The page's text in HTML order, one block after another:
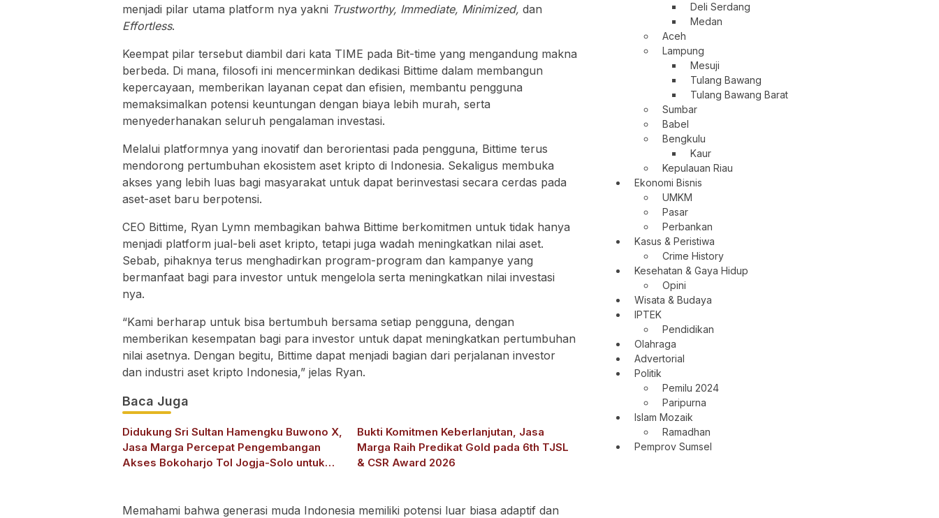
menjadi pilar utama platform nya yakni Trustworthy, Immediate, Minimized, dan
Effortless.
Keempat pilar tersebut diambil dari kata TIME pada Bit-time yang mengandung makna
berbeda. Di mana, filosofi ini mencerminkan dedikasi Bittime dalam membangun
kepercayaan, memberikan layanan cepat dan efisien, membantu pengguna
memaksimalkan potensi keuntungan dengan biaya lebih murah, serta
menyederhanakan seluruh pengalaman investasi.
Melalui platformnya yang inovatif dan berorientasi pada pengguna, Bittime terus
mendorong pertumbuhan ekosistem aset kripto di Indonesia. Sekaligus membuka
akses yang lebih luas bagi masyarakat untuk dapat berinvestasi secara cerdas pada
aset-aset baru berpotensi.
CEO Bittime, Ryan Lymn membagikan bahwa Bittime berkomitmen untuk tidak hanya
menjadi platform jual-beli aset kripto, tetapi juga wadah meningkatkan nilai aset.
Sebab, pihaknya terus menghadirkan program-program dan kampanye yang
bermanfaat bagi para investor untuk mengelola serta meningkatkan nilai investasi
nya.
“Kami berharap untuk bisa bertumbuh bersama setiap pengguna, dengan
memberikan kesempatan bagi para investor untuk dapat meningkatkan pertumbuhan
nilai asetnya. Dengan begitu, Bittime dapat menjadi bagian dari perjalanan investor
dan industri aset kripto Indonesia,” jelas Ryan.
Baca Juga
Didukung Sri Sultan Hamengku Buwono X,
Jasa Marga Percepat Pengembangan
Akses Bokoharjo Tol Jogja-Solo untuk
Bukti Komitmen Keberlanjutan, Jasa
Marga Raih Predikat Gold pada 6th TJSL
& CSR Award 2026
Memahami bahwa generasi muda Indonesia memiliki potensi luar biasa adaptif dan
Deli Serdang
Medan
Aceh
Lampung
Mesuji
Tulang Bawang
Tulang Bawang Barat
Sumbar
Babel
Bengkulu
Kaur
Kepulauan Riau
Ekonomi Bisnis
UMKM
Pasar
Perbankan
Kasus & Peristiwa
Crime History
Kesehatan & Gaya Hidup
Opini
Wisata & Budaya
IPTEK
Pendidikan
Olahraga
Advertorial
Politik
Pemilu 2024
Paripurna
Islam Mozaik
Ramadhan
Pemprov Sumsel